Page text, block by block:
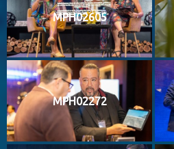
MPH02605
MPH02272